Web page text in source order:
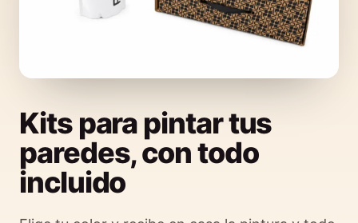
Kits para pintar tus
paredes, con todo
incluido